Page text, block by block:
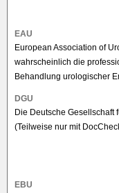
EAU
European Association of
wahrscheinlich die
Behandlung urologischer
DGU
Die Deutsche Gesellschaft
(Teilweise nur mit
EBU